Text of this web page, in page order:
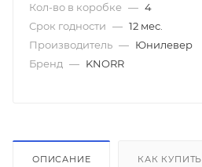
Кол-во в коробке — 4
Срок годности — 12 мес.
Производитель — Юнилевер
Бренд — KNORR
ОПИСАНИЕ КАК КУПИТЬ